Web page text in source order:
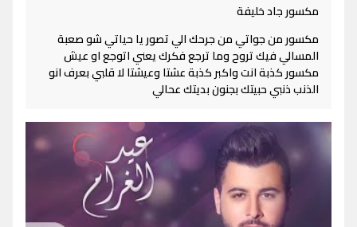
مكسور جاد خليفة
مكسور من جواتي من جرحك الي تصور يا حياتي شو صعبة
المسالي فيك تروح وما ترجع فكرك يعني اتوجع او عيش
مكسور كذبة انت واكبر كذبة عشتا وعيشتا لا قلبي بعرف انو
الذنب ذنبي حبيتك بجنون بديتك عحالي